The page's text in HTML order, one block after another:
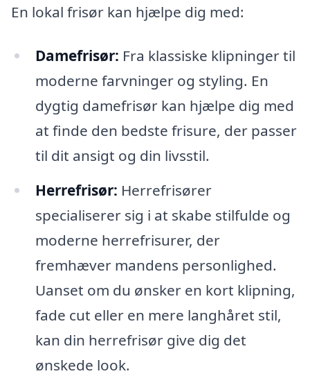
En lokal frisør kan hjælpe dig med:
Damefrisør: Fra klassiske klipninger til
moderne farvninger og styling. En
dygtig damefrisør kan hjælpe dig med
at finde den bedste frisure, der passer
til dit ansigt og din livsstil.
Herrefrisør: Herrefrisører
specialiserer sig i at skabe stilfulde og
moderne herrefrisurer, der
fremhæver mandens personlighed.
Uanset om du ønsker en kort klipning,
fade cut eller en mere langhåret stil,
kan din herrefrisør give dig det
ønskede look.